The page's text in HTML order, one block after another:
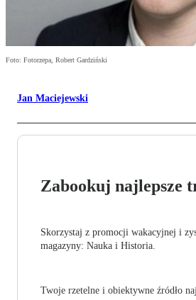
Foto: Fotorzepa, Robert Gardziński
Jan Maciejewski
Zabookuj najlepsze
Skorzystaj z promocji wakacyjnej i
magazyny: Nauka i Historia.
Twoje rzetelne i obiektywne źródło